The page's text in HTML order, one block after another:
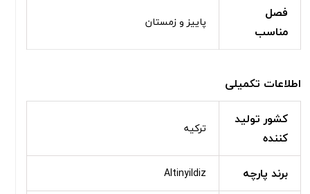
فصل
مناسب
پاییز و زمستان
اطلاعات تکمیلی
کشور تولید
کننده
ترکیه
برند پارچه Altinyildiz